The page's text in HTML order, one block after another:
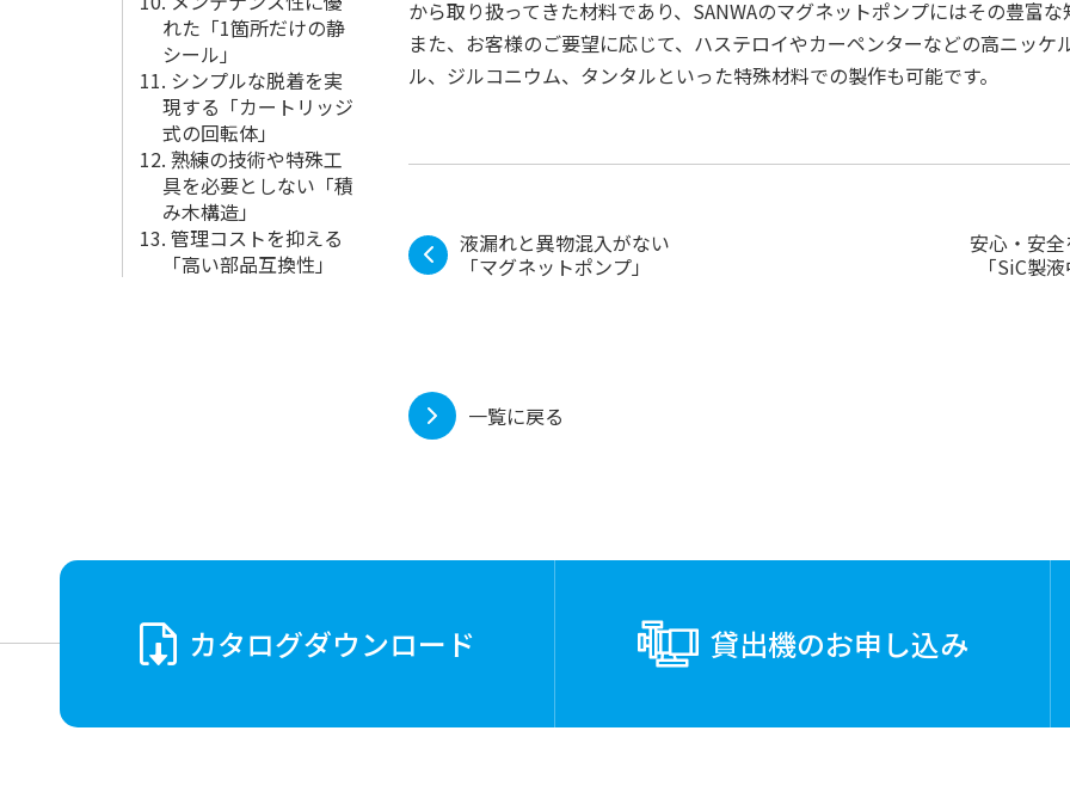
れた「1箇所だけの静
シール」
11. シンプルな脱着を実
現する「カートリッジ
式の回転体」
12. 熟練の技術や特殊工
具を必要としない「積
み木構造」
13. 管理コストを抑える
「高い部品互換性」
から取り扱ってきた材料であり、SANWAのマグネットポンプにはその豊富
また、お客様のご要望に応じて、ハステロイやカーペンターなどの高ニッ
ル、ジルコニウム、タンタルといった特殊材料での製作も可能です。
液漏れと異物混入がない
「マグネットポンプ」
安心・安
「SiC製
一覧に戻る
カタログダウンロード 貸出機のお申し込み